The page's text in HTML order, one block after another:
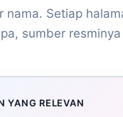
nama. Setiap
sumber
YANG RELEVAN